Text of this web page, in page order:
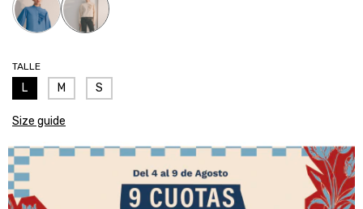
TALLE
L M S
Size guide